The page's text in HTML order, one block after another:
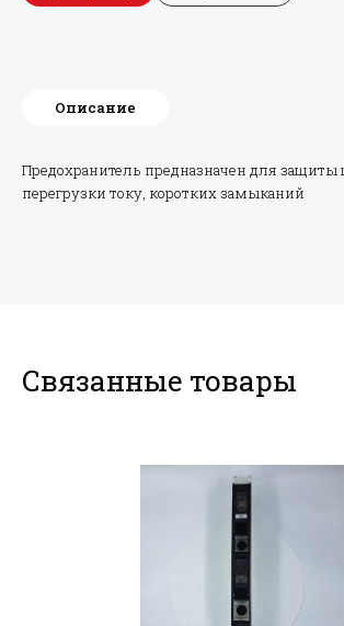
Описание
Предохранитель предназначен для защиты
перегрузки току, коротких замыканий
Связанные товары